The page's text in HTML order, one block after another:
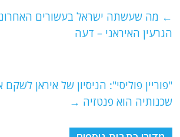
s
A
g
ra
l
er
e
k
← מה שעשתה ישראל בעשורים
הגרעין האיראני – דעה
"פוריין פוליסי": הניסיון של איראן
שכנותיה הוא פנטזיה →